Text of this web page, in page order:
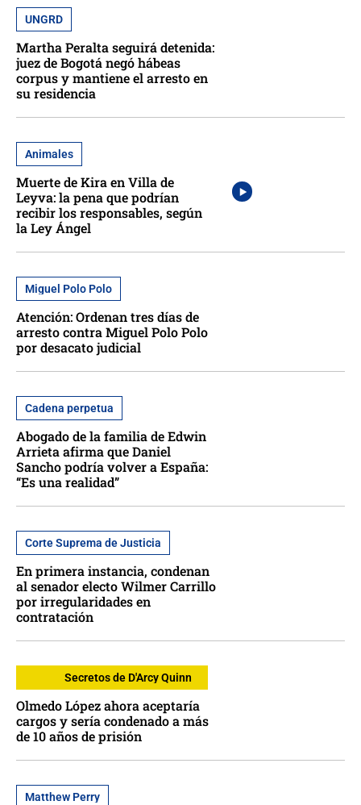
UNGRD
Martha Peralta seguirá detenida:
juez de Bogotá negó hábeas
corpus y mantiene el arresto en
su residencia
Animales
Muerte de Kira en Villa de
Leyva: la pena que podrían
recibir los responsables, según
la Ley Ángel
Miguel Polo Polo
Atención: Ordenan tres días de
arresto contra Miguel Polo Polo
por desacato judicial
Cadena perpetua
Abogado de la familia de Edwin
Arrieta afirma que Daniel
Sancho podría volver a España:
“Es una realidad”
Corte Suprema de Justicia
En primera instancia, condenan
al senador electo Wilmer Carrillo
por irregularidades en
contratación
Secretos de D'Arcy Quinn
Olmedo López ahora aceptaría
cargos y sería condenado a más
de 10 años de prisión
Matthew Perry